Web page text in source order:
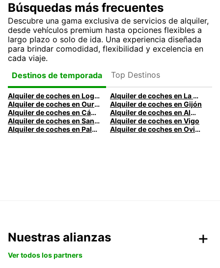
Búsquedas más frecuentes
Descubre una gama exclusiva de servicios de alquiler,
desde vehículos premium hasta opciones flexibles a
largo plazo o solo de ida. Una experiencia diseñada
para brindar comodidad, flexibilidad y excelencia en
cada viaje.
Destinos de temporada
Top Destinos
Alquiler de coches en Logroño
Alquiler de coches en La Coruña
Alquiler de coches en Ourense
Alquiler de coches en Gijón
Alquiler de coches en Cádiz
Alquiler de coches en Almería
Alquiler de coches en Santander
Alquiler de coches en Vigo
Alquiler de coches en Palma
Alquiler de coches en Oviedo
Nuestras alianzas
Ver todos los partners